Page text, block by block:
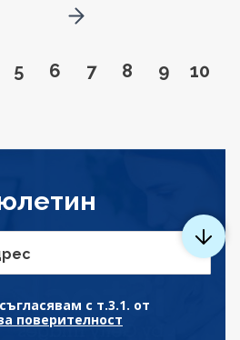
to page
Go to page
5 Go to page
6 Go to page
7 Go to page
8 Go to
9 Go
10
Go to next page
с т.3.1. от
поверителност